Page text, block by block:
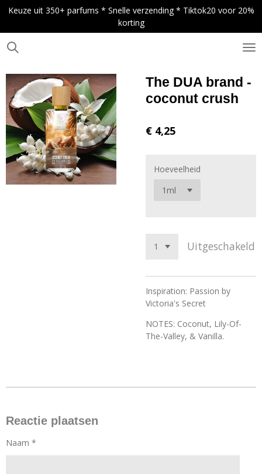
Ga
naar
de
Keuze uit 350+ parfums * Snelle verzending * Tiktok20 voor 20%
korting
The DUA brand -
coconut crush
€ 4,25
Hoeveelheid
Uitgeschakeld
Inspiration: Passion by
Victoria's Secret
NOTES: Coconut, Lily-Of-
The-Valley, & Vanilla.
Reactie plaatsen
Naam *